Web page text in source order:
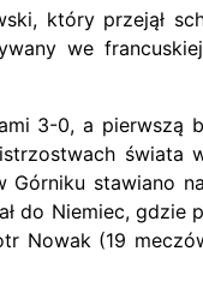
który przejął
we
3-0, a pierwszą
stawiano
Niemiec, gdzie
Nowak (19